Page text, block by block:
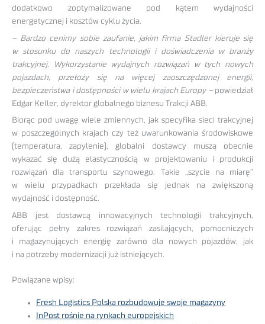
dodatkowo zoptymalizowane pod kątem wydajności
energetycznej i kosztów cyklu życia.
– Bardzo cenimy sobie zaufanie, jakim firma Stadler kieruje się
w stosunku do naszych technologii i doświadczenia w branży
trakcyjnej. Wykorzystanie wydajnych rozwiązań w tych nowych
pojazdach, przełoży się na więcej zaoszczędzonej energii,
bezpieczeństwa i dostępności w wielu krajach Europy –powiedział
Edgar Keller, dyrektor globalnego biznesu Trakcji ABB.
Biorąc pod uwagę wiele zmiennych, jak specyfika sieci trakcyjnej
w poszczególnych krajach czy też uwarunkowania środowiskowe
(temperatura, zapylenie), globalni dostawcy muszą obecnie
wykazać się dużą elastycznością w projektowaniu i produkcji
rozwiązań dla transportu szynowego. Takie „szycie na miarę”
w wielu przypadkach przekłada się jednak na zwiększoną
wydajność i dostępność.
ABB jest dostawcą innowacyjnych technologii trakcyjnych,
oferując pełny zakres rozwiązań zasilających, pomocniczych
i magazynujących energię zarówno dla nowych pojazdów, jak
i na potrzeby modernizacji już istniejących.
Powiązane wpisy:
Fresh Logistics Polska rozbudowuje swoje magazyny
InPost rośnie na rynkach europejskich